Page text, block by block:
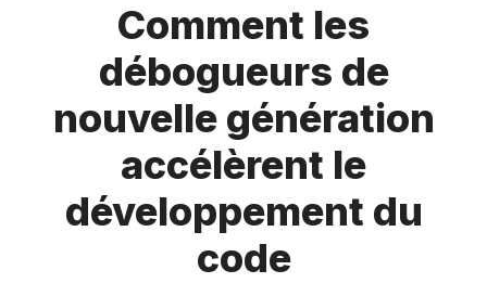
Comment les
débogueurs de
nouvelle génération
accélèrent le
développement du
code